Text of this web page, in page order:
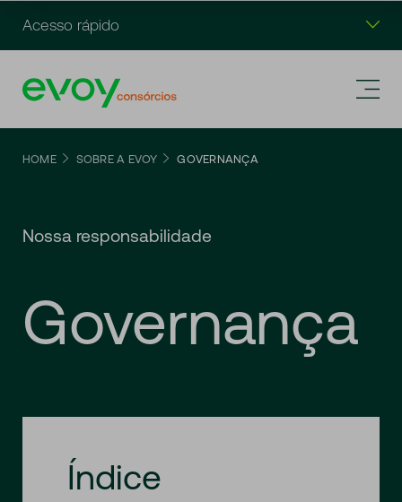
Acesso rápido
HOME SOBRE A EVOY GOVERNANÇA
Nossa responsabilidade
Governança
Índice